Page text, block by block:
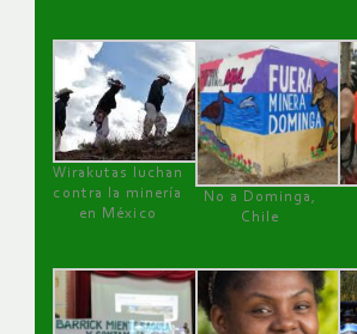
Wirakutas luchan
contra la minería
en México
No a Dominga,
Chile